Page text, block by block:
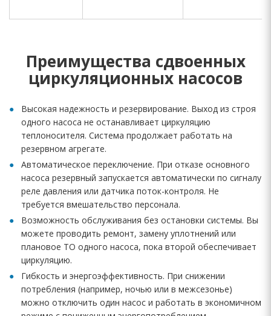
Преимущества сдвоенных
циркуляционных насосов
Высокая надежность и резервирование. Выход из строя
одного насоса не останавливает циркуляцию
теплоносителя. Система продолжает работать на
резервном агрегате.
Автоматическое переключение. При отказе основного
насоса резервный запускается автоматически по сигналу
реле давления или датчика поток-контроля. Не
требуется вмешательство персонала.
Возможность обслуживания без остановки системы. Вы
можете проводить ремонт, замену уплотнений или
плановое ТО одного насоса, пока второй обеспечивает
циркуляцию.
Гибкость и энергоэффективность. При снижении
потребления (например, ночью или в межсезонье)
можно отключить один насос и работать в экономичном